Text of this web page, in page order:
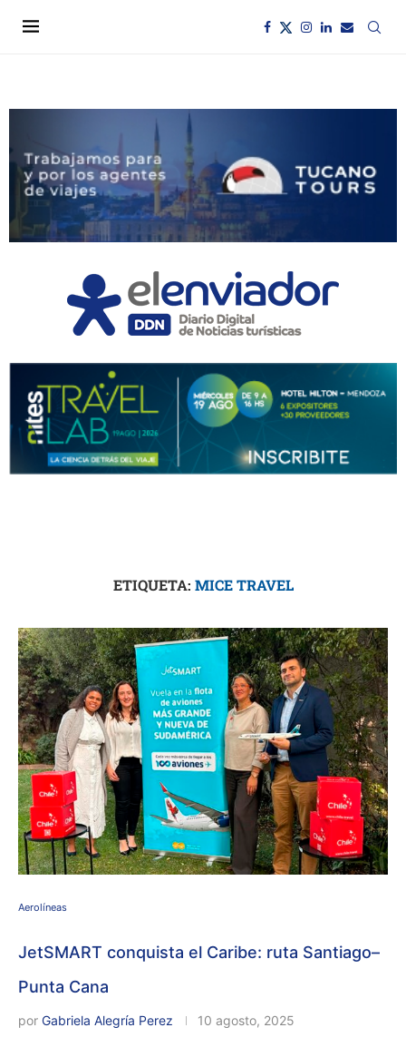
ETIQUETA: MICE TRAVEL
Aerolíneas
JetSMART conquista el Caribe: ruta Santiago–
Punta Cana
por Gabriela Alegría Perez 10 agosto, 2025